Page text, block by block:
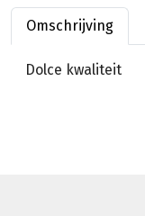
Omschrijving
Dolce kwaliteit